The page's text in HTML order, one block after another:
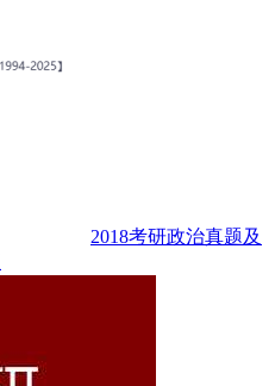
2018考研政治真题及